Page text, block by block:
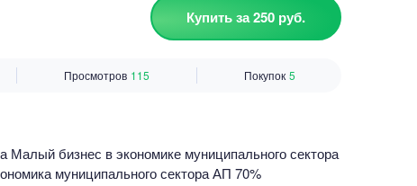
Купить за 250 руб.
Просмотров 115 Покупок 5
бизнес в экономике муниципального сектора
муниципального сектора АП 70%